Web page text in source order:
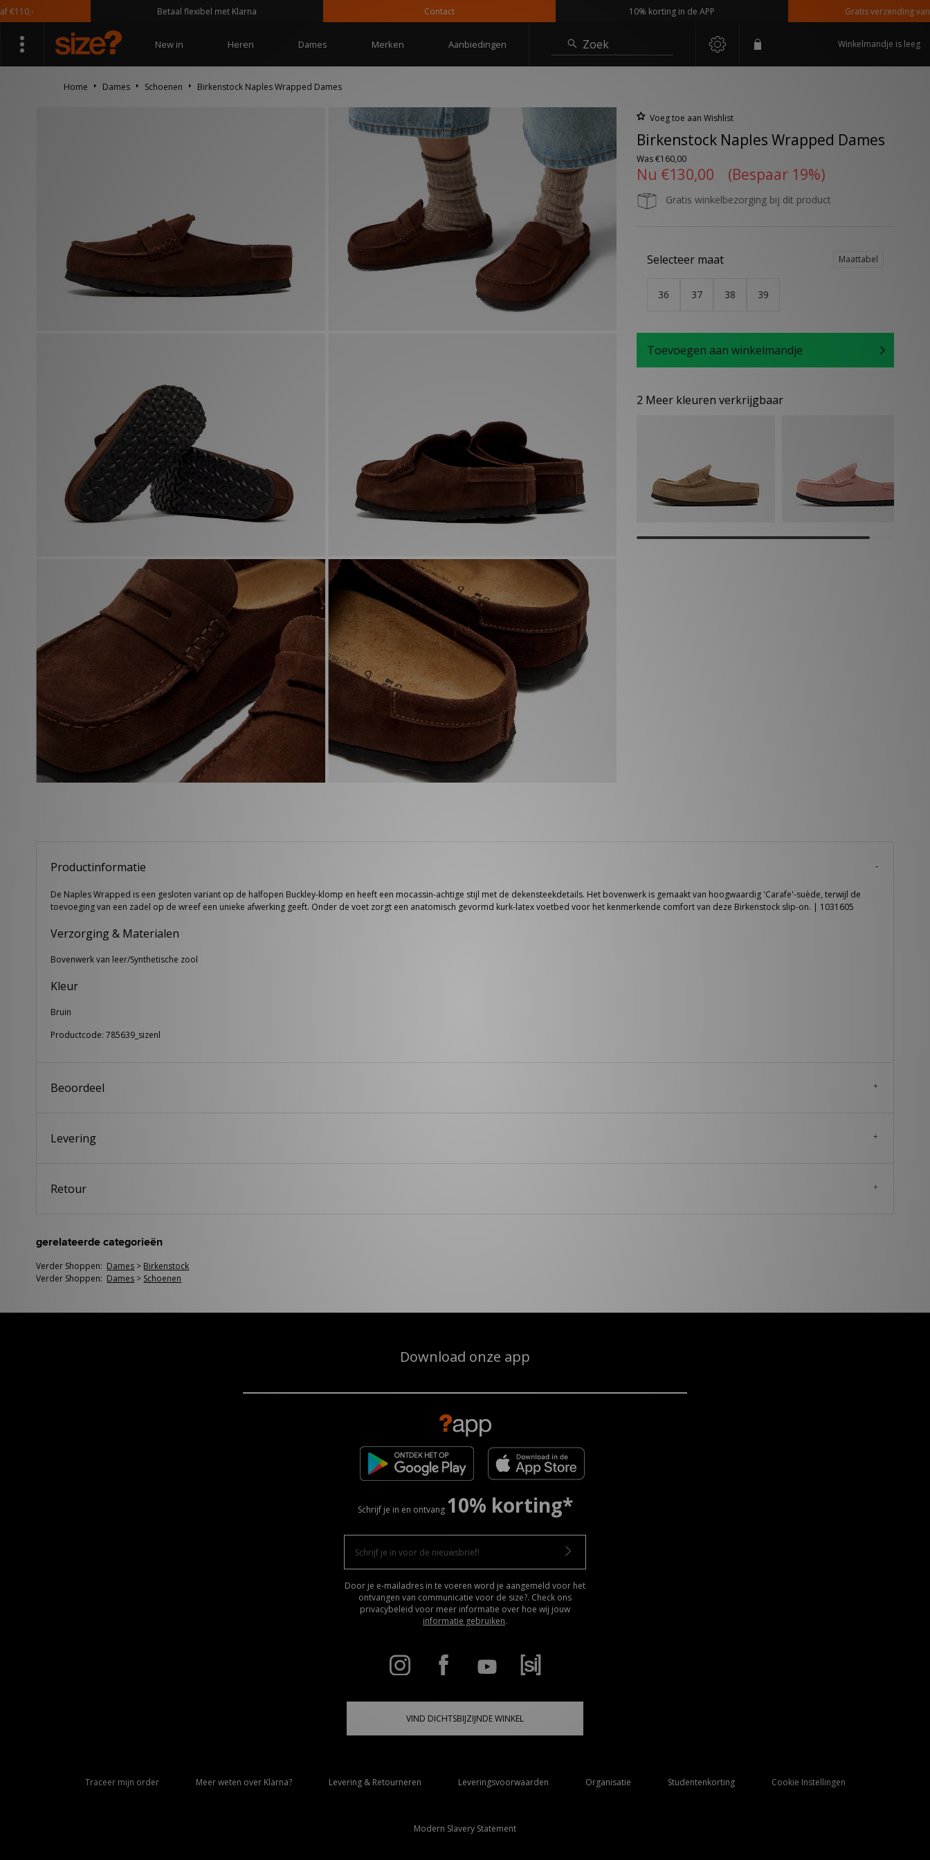
Betaal flexibel met Klarna Contact 10% korting in de APP Gratis verzending vanaf
New in Heren Dames Merken Aanbiedingen Zoek Winkelmandje is leeg
Home Dames Schoenen Birkenstock Naples Wrapped Dames
Voeg toe aan Wishlist
Birkenstock Naples Wrapped Dames
Was€160,00
Nu €130,00 (Bespaar 19%)
Gratis winkelbezorging bij dit product
Selecteer maat Maattabel
36 37 38 39
Toevoegen aan winkelmandje
2 Meer kleuren verkrijgbaar
Productinformatie
De Naples Wrapped is een gesloten variant op de halfopen Buckley-klomp en heeft een mocassin-achtige stijl met de dekensteekdetails. Het bovenwerk is gemaakt van hoogwaardig 'Carafe'-suède, terwijl de
toevoeging van een zadel op de wreef een unieke afwerking geeft. Onder de voet zorgt een anatomisch gevormd kurk-latex voetbed voor het kenmerkende comfort van deze Birkenstock slip-on. | 1031605
Verzorging & Materialen
Bovenwerk van leer/Synthetische zool
Kleur
Bruin
Productcode: 785639_sizenl
Beoordeel
Levering
Retour
gerelateerde categorieën
Verder Shoppen: Dames > Birkenstock
Verder Shoppen: Dames > Schoenen
Download onze app
Schrijf je in en ontvang 10% korting*
Door je e-mailadres in te voeren word je aangemeld voor het
ontvangen van communicatie voor de size?. Check ons
privacybeleid voor meer informatie over hoe wij jouw
informatie gebruiken.
VIND DICHTSBIJZIJNDE WINKEL
Traceer mijn order Meer weten over Klarna? Levering & Retourneren Leveringsvoorwaarden Organisatie Studentenkorting Cookie Instellingen
Modern Slavery Statement